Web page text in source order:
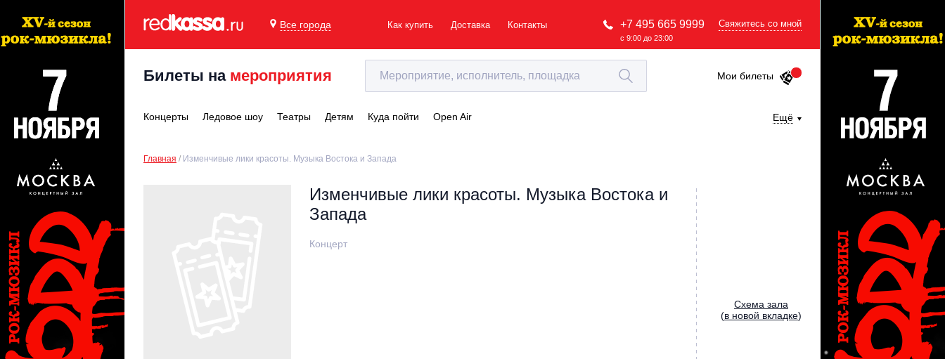
Все города Как купить Доставка Контакты +7 495 665 9999
с 9:00 до 23:00
Свяжитесь со мной
Билеты на мероприятия Мои билеты
Концерты Ледовое шоу Театры Детям Куда пойти Open Air Ещё
Главная Изменчивые лики красоты. Музыка Востока и Запада
Изменчивые лики красоты. Музыка Востока и
Запада
Концерт
Cхема зала
(в новой вкладке)